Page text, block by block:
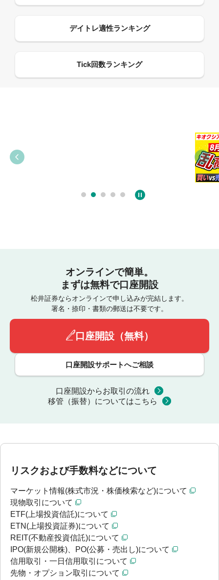
オンラインで簡単。
まずは無料で口座開設
松井証券ならオンラインで申し込みが完結します。
署名・捺印・書類の郵送は不要です。
口座開設（無料）
口座開設サポートへご相談
口座開設からお取引の流れ
移管（振替）についてはこちら
リスクおよび手数料などについて
マーケット情報(株式市況・株価検索など)について
現物取引について
ETF(上場投資信託)について
ETN(上場投資証券)について
REIT(不動産投資信託)について
IPO(新規公開株)、PO(公募・売出し)について
信用取引・一日信用取引について
先物・オプション取引について